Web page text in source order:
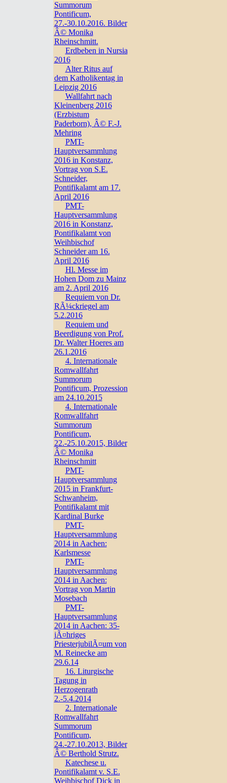
Summorum
Pontificum,
27.-30.10.2016. Bilder
Â© Monika
Rheinschmitt.
Erdbeben in Nursia
2016
Alter Ritus auf
dem Katholikentag in
Leipzig 2016
Wallfahrt nach
Kleinenberg 2016
(Erzbistum
Paderborn), Â© F.-J.
Mehring
PMT-
Hauptversammlung
2016 in Konstanz,
Vortrag von S.E.
Schneider,
Pontifikalamt am 17.
April 2016
PMT-
Hauptversammlung
2016 in Konstanz,
Pontifikalamt von
Weihbischof
Schneider am 16.
April 2016
Hl. Messe im
Hohen Dom zu Mainz
am 2. April 2016
Requiem von Dr.
RÃ¼ckriegel am
5.2.2016
Requiem und
Beerdigung von Prof.
Dr. Walter Hoeres am
26.1.2016
4. Internationale
Romwallfahrt
Summorum
Pontificum, Prozession
am 24.10.2015
4. Internationale
Romwallfahrt
Summorum
Pontificum,
22.-25.10.2015, Bilder
Â© Monika
Rheinschmitt
PMT-
Hauptversammlung
2015 in Frankfurt-
Schwanheim,
Pontifikalamt mit
Kardinal Burke
PMT-
Hauptversammlung
2014 in Aachen:
Karlsmesse
PMT-
Hauptversammlung
2014 in Aachen:
Vortrag von Martin
Mosebach
PMT-
Hauptversammlung
2014 in Aachen: 35-
jÃ¤hriges
PriesterjubilÃ¤um von
M. Reinecke am
29.6.14
16. Liturgische
Tagung in
Herzogenrath
2.-5.4.2014
2. Internationale
Romwallfahrt
Summorum
Pontificum,
24.-27.10.2013, Bilder
Â© Berthold Strutz.
Katechese u.
Pontifikalamt v. S.E.
Weihbischof Dick in